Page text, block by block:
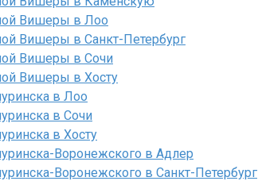
Вишеры в Лоо
Вишеры в Санкт-Петербург
Вишеры в Сочи
Вишеры в Хосту
в Лоо
в Сочи
в Хосту
Воронежского в Адлер
Воронежского в Санкт-Петербург